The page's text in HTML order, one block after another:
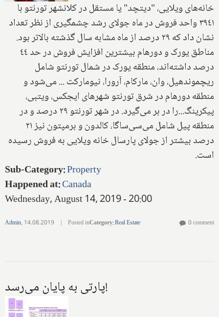
خانه‌هاى ويلايى‌، "ديتچد" يا مستقل در كلانشهر تورنتو با
٣٩٤١ واحد فروش در ماه جولاى رشد چشمگيرى از نظر تعداد
نشان داد كه ٢٩ درصد از ماه مشابه سال گذشته بالاتر بود.
مناطق يورک و دورهام بيشترين افزايش فروش در حد ٤٤
در‌صد داشته‌اند‌، منطقه يورک در شمال تورنتو شامل
ريچموند‌هيل‌، وان، ماركام، آرورا‌، نيوماركت ... مى‌شود و
منطقه دورهام در شرق تورنتو شهر‌هاى ایجکس‌، ويتبى‌،
پيكرينگ...را در بر مى‌گيرد. در شهر تورنتو ٢٩ در‌صد و در
منطقه پيل شامل می‌سی‌ساگا، كالدون و برمپتون نيز ٢١
درصد بيشتر از جولاى پارسال خانه ويلايى به فروش رسيده
است.
Sub-Category:Property
Happened at:Canada
Wednesday, August 14, 2019 - 20:00
Admin, 14.08.2019 | Posted inCategory:Real Estate 0 comment
پارتى به پايان مى‌رسد!